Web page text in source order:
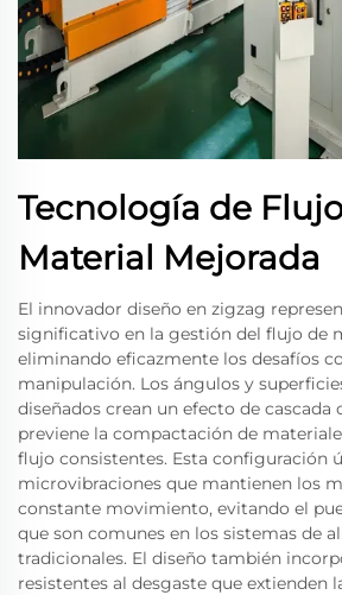
Tecnología de
Material Mejorada
El innovador diseño en zigzag
significativo en la gestión del flujo de
eliminando eficazmente los desafíos
manipulación. Los ángulos y
diseñados crean un efecto de cascada
previene la compactación de
flujo consistentes. Esta configuración
microvibraciones que mantienen los
constante movimiento, evitando el
que son comunes en los sistemas de
tradicionales. El diseño también
resistentes al desgaste que extienden